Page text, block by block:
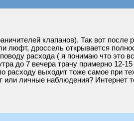
клапанов). Так вот после
люфт, дроссель открывается
расхода ( я понимаю что это
до 7 вечера трачу примерно 12-
расходу выходит тоже самое при
личные наблюдения? Интернет